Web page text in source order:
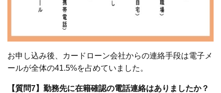
お申し込み後、カードローン会社からの連絡手段は電子メ
ールが全体の41.5%を占めていました。
【質問7】勤務先に在籍確認の電話連絡はありましたか？